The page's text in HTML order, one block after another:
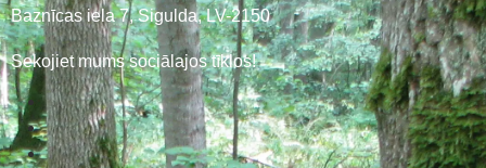
Baznīcas iela 7, Sigulda, LV-2150
Sekojiet mums sociālajos tīklos!